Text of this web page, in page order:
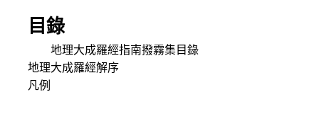
目錄
地理大成羅經指南撥霧集目錄
地理大成羅經解序
凡例